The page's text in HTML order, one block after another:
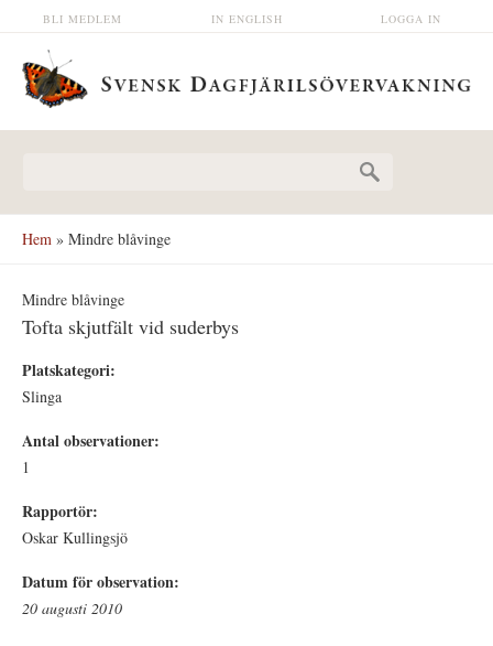
Hoppa till huvudinnehåll LOGGA IN
IN ENGLISH
BLI MEDLEM
Hem » Mindre blåvinge
Mindre blåvinge
Tofta skjutfält vid suderbys
Platskategori:
Slinga
Antal observationer:
1
Rapportör:
Oskar Kullingsjö
Datum för observation:
20 augusti 2010